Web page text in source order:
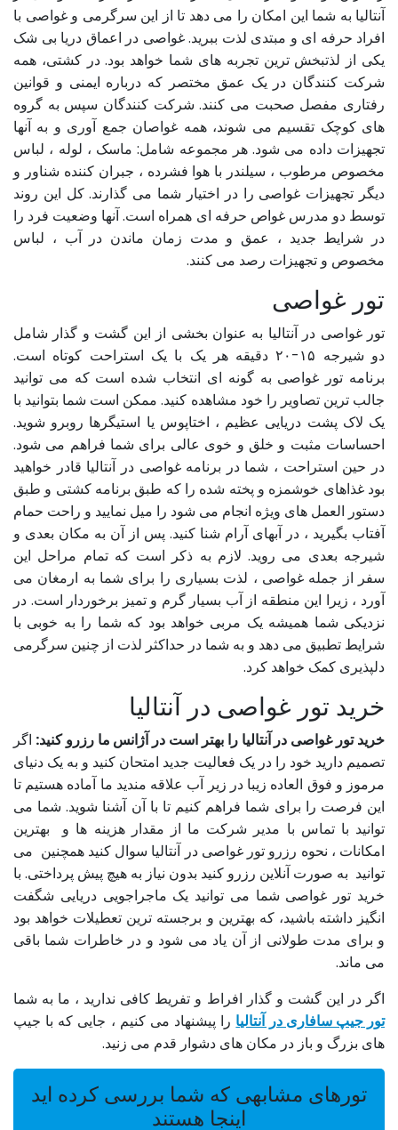
آنتالیا به شما این امکان را می دهد تا از این سرگرمی و غواصی با
افراد حرفه ای و مبتدی لذت ببرید. غواصی در اعماق دریا بی شک
یکی از لذتبخش ترین تجربه های شما خواهد بود. در کشتی، همه
شرکت کنندگان در یک عمق مختصر که درباره ایمنی و قوانین
رفتاری مفصل صحبت می کنند. شرکت کنندگان سپس به گروه
های کوچک تقسیم می شوند، همه غواصان جمع آوری و به آنها
تجهیزات داده می شود. هر مجموعه شامل: ماسک ، لوله ، لباس
مخصوص مرطوب ، سیلندر با هوا فشرده ، جبران کننده شناور و
دیگر تجهیزات غواصی را در اختیار شما می گذارند. کل این روند
توسط دو مدرس غواص حرفه ای همراه است. آنها وضعیت فرد را
در شرایط جدید ، عمق و مدت زمان ماندن در آب ، لباس
مخصوص و تجهیزات رصد می کنند.
تور غواصی
تور غواصی در آنتالیا به عنوان بخشی از این گشت و گذار شامل
دو شیرجه ۱۵-۲۰ دقیقه هر یک با یک استراحت کوتاه است.
برنامه تور غواصی به گونه ای انتخاب شده است که می توانید
جالب ترین تصاویر را خود مشاهده کنید. ممکن است شما بتوانید با
یک لاک پشت دریایی عظیم ، اختاپوس یا استیگرها روبرو شوید.
احساسات مثبت و خلق و خوی عالی برای شما فراهم می شود.
در حین استراحت ، شما در برنامه غواصی در آنتالیا قادر خواهید
بود غذاهای خوشمزه و پخته شده را که طبق برنامه کشتی و طبق
دستور العمل های ویژه انجام می شود را میل نمایید و راحت حمام
آفتاب بگیرید ، در آبهای آرام شنا کنید. پس از آن به مکان بعدی و
شیرجه بعدی می روید. لازم به ذکر است که تمام مراحل این
سفر از جمله غواصی ، لذت بسیاری را برای شما به ارمغان می
آورد ، زیرا این منطقه از آب بسیار گرم و تمیز برخوردار است. در
نزدیکی شما همیشه یک مربی خواهد بود که شما را به خوبی با
شرایط تطبیق می دهد و به شما در حداکثر لذت از چنین سرگرمی
دلپذیری کمک خواهد کرد.
خرید تور غواصی در آنتالیا
خرید تور غواصی در آنتالیا را بهتر است در آژانس ما رزرو کنید: اگر
تصمیم دارید خود را در یک فعالیت جدید امتحان کنید و به یک دنیای
مرموز و فوق العاده زیبا در زیر آب علاقه مندید ما آماده هستیم تا
این فرصت را برای شما فراهم کنیم تا با آن آشنا شوید. شما می
توانید با تماس با مدیر شرکت ما از مقدار هزینه ها و بهترین
امکانات ، نحوه رزرو تور غواصی در آنتالیا سوال کنید همچنین می
توانید به صورت آنلاین رزرو کنید بدون نیاز به هیچ پیش پرداختی. با
خرید تور غواصی شما می توانید یک ماجراجویی دریایی شگفت
انگیز داشته باشید، که بهترین و برجسته ترین تعطیلات خواهد بود
و برای مدت طولانی از آن یاد می شود و در خاطرات شما باقی
می ماند.
اگر در این گشت و گذار افراط و تفریط کافی ندارید ، ما به شما
تور جیپ سافاری در آنتالیا را پیشنهاد می کنیم ، جایی که با جیپ
های بزرگ و باز در مکان های دشوار قدم می زنید.
تورهای مشابهی که شما بررسی کرده اید
اینجا هستند